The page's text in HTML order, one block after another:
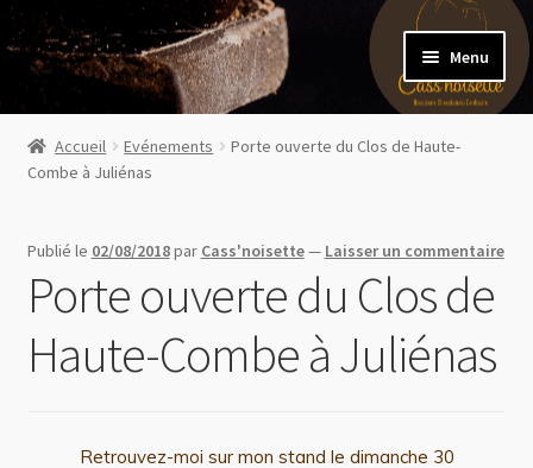
Menu
Accueil
Boutique en ligne
Evénements
Mon compte
Contact
Accueil Evénements
Porte ouverte du Clos de Haute-
Combe à Juliénas
Publié le 02/08/2018par Cass'noisette— Laisser un commentaire
Porte ouverte du Clos de
Haute-Combe à Juliénas
Retrouvez-moi sur mon stand le dimanche 30